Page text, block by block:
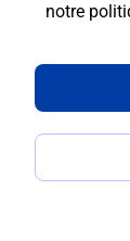
notre
Accessibilité :
Conditions
Mentions